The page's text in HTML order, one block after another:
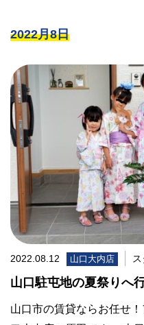
2022月8日
2022.08.12 山口大内店
山口駐屯地の夏祭りへ
山口市の賃貸ならお任せ